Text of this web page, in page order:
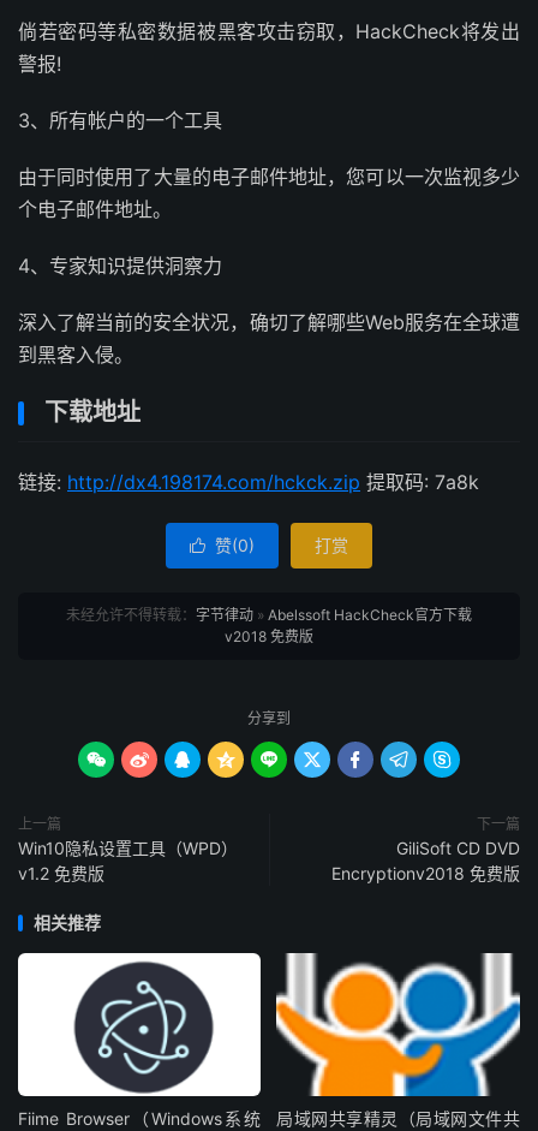
倘若密码等私密数据被黑客攻击窃取，HackCheck将发出
警报!
3、所有帐户的一个工具
由于同时使用了大量的电子邮件地址，您可以一次监视多少
个电子邮件地址。
4、专家知识提供洞察力
深入了解当前的安全状况，确切了解哪些Web服务在全球遭
到黑客入侵。
下载地址
链接: http://dx4.198174.com/hckck.zip 提取码: 7a8k
 赞(0) 打赏
未经允许不得转载： 字节律动 » Abelssoft HackCheck官方下载
v2018 免费版
分享到
        
上一篇
Win10隐私设置工具（WPD）
v1.2 免费版
下一篇
GiliSoft CD DVD
Encryptionv2018 免费版
相关推荐
Fiime Browser（Windows系统
局域网共享精灵（局域网文件共